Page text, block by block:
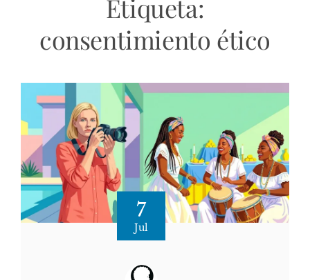
Etiqueta:
consentimiento ético
7
Jul